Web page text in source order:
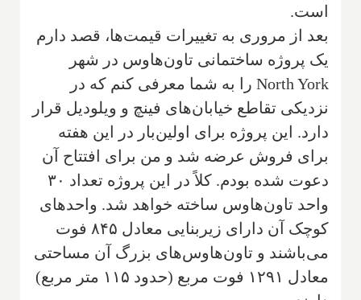
است.
بعد از مروری به تغییرات قیمت‌ها، قصد دارم
یک پروژه ساختمانی تاون‌هاوس در شهر
North York را به شما معرفی ‌کنم که در
نزدیکی تقاطع خیابان‌های فینچ و ویلودیل قرار
دارد. این پروژه برای اولین‌بار در این هفته
برای فروش عرضه شد و من برای افتتاح آن
دعوت شده بودم. کلاً در این پروژه تعداد ۳۰
واحد تاون‌‌هاوس ساخته خواهد شد. واحدهای
کوچک آن دارای زیربنایی معادل ۸۴۵ فوت
می‌باشند و تاون‌هاوس‌های بزرگ آن مساحتی
معادل ۱۲۹۱ فوت مربع (حدود ۱۱۵ متر مربع)